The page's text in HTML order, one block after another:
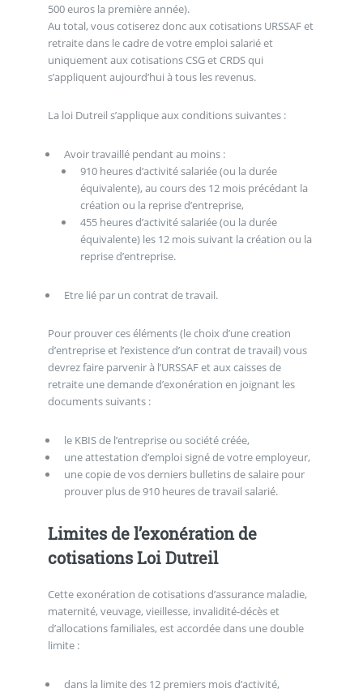
500 euros la première année).
Au total, vous cotiserez donc aux cotisations URSSAF et
retraite dans le cadre de votre emploi salarié et
uniquement aux cotisations CSG et CRDS qui
s’appliquent aujourd’hui à tous les revenus.
La loi Dutreil s’applique aux conditions suivantes :
Avoir travaillé pendant au moins :
910 heures d’activité salariée (ou la durée
équivalente), au cours des 12 mois précédant la
création ou la reprise d’entreprise,
455 heures d’activité salariée (ou la durée
équivalente) les 12 mois suivant la création ou la
reprise d’entreprise.
Etre lié par un contrat de travail.
Pour prouver ces éléments (le choix d’une creation
d’entreprise et l’existence d’un contrat de travail) vous
devrez faire parvenir à l’URSSAF et aux caisses de
retraite une demande d’exonération en joignant les
documents suivants :
le KBIS de l’entreprise ou société créée,
une attestation d’emploi signé de votre employeur,
une copie de vos derniers bulletins de salaire pour
prouver plus de 910 heures de travail salarié.
Limites de l’exonération de
cotisations Loi Dutreil
Cette exonération de cotisations d’assurance maladie,
maternité, veuvage, vieillesse, invalidité-décès et
d’allocations familiales, est accordée dans une double
limite :
dans la limite des 12 premiers mois d’activité,